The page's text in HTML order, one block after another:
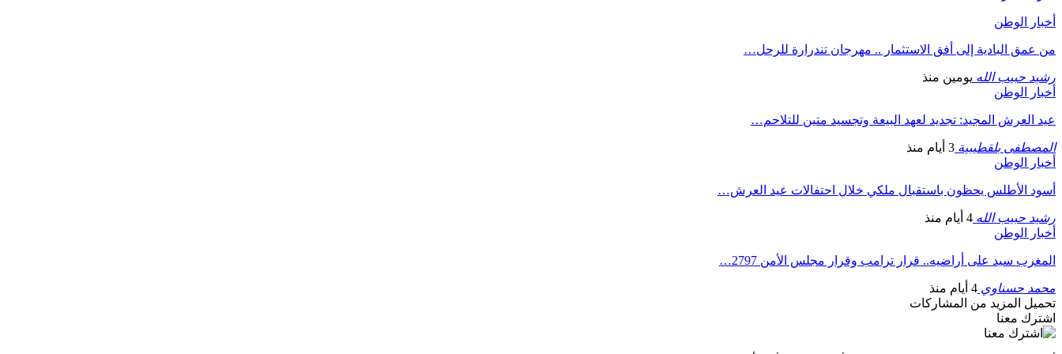
أخبار الوطن
من عمق البادية إلى أفق الاستثمار .. مهرجان تندرارة للرحل…
رشيد حبيب الله يومين منذ
أخبار الوطن
عيد العرش المجيد: تجديد لعهد البيعة وتجسيد متين للتلاحم…
المصطفى بلقطيبية 3 أيام منذ
أخبار الوطن
أسود الأطلس يحظون باستقبال ملكي خلال احتفالات عيد العرش…
رشيد حبيب الله 4 أيام منذ
أخبار الوطن
المغرب سيد على أراضيه.. قرار ترامب وقرار مجلس الأمن 2797…
محمد حسناوي 4 أيام منذ
تحميل المزيد من المشاركات
اشترك معنا